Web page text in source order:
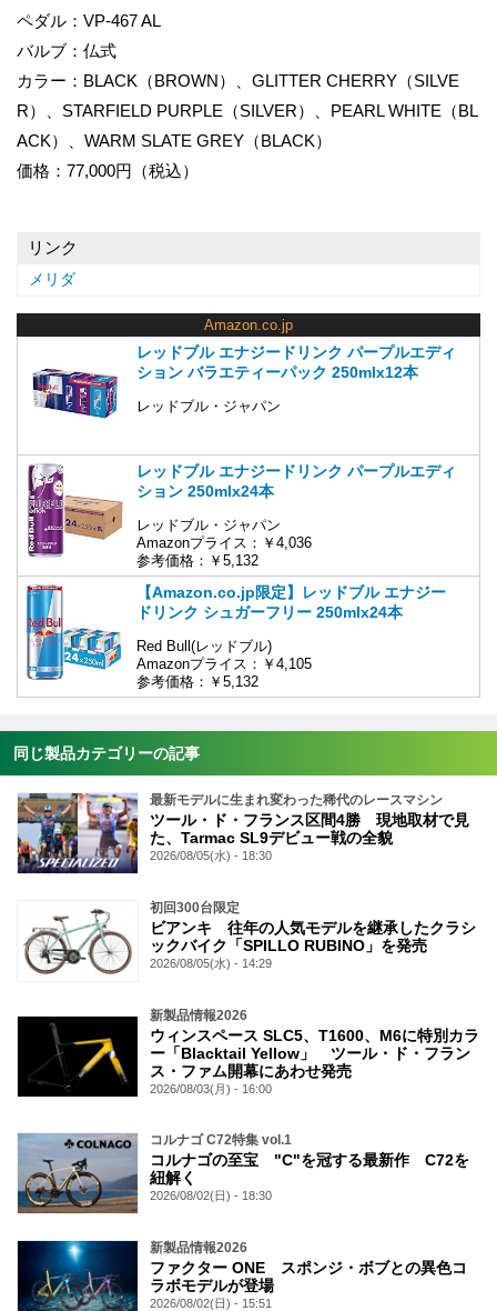
ペダル：VP-467 AL
バルブ：仏式
カラー：BLACK（BROWN）、GLITTER CHERRY（SILVE
R）、STARFIELD PURPLE（SILVER）、PEARL WHITE（BL
ACK）、WARM SLATE GREY（BLACK）
価格：77,000円（税込）
リンク
メリダ
Amazon.co.jp
レッドブル エナジードリンク パープルエディ
ション バラエティーパック 250mlx12本
レッドブル・ジャパン
レッドブル エナジードリンク パープルエディ
ション 250mlx24本
レッドブル・ジャパン
Amazonプライス：￥4,036
参考価格：￥5,132
【Amazon.co.jp限定】レッドブル エナジー
ドリンク シュガーフリー 250mlx24本
Red Bull(レッドブル)
Amazonプライス：￥4,105
参考価格：￥5,132
同じ製品カテゴリーの記事
最新モデルに生まれ変わった稀代のレースマシン
ツール・ド・フランス区間4勝 現地取材で見
た、Tarmac SL9デビュー戦の全貌
2026/08/05(水) - 18:30
初回300台限定
ビアンキ 往年の人気モデルを継承したクラシ
ックバイク「SPILLO RUBINO」を発売
2026/08/05(水) - 14:29
新製品情報2026
ウィンスペース SLC5、T1600、M6に特別カラ
ー「Blacktail Yellow」 ツール・ド・フラン
ス・ファム開幕にあわせ発売
2026/08/03(月) - 16:00
コルナゴ C72特集 vol.1
コルナゴの至宝 "C"を冠する最新作 C72を
紐解く
2026/08/02(日) - 18:30
新製品情報2026
ファクター ONE スポンジ・ボブとの異色コ
ラボモデルが登場
2026/08/02(日) - 15:51